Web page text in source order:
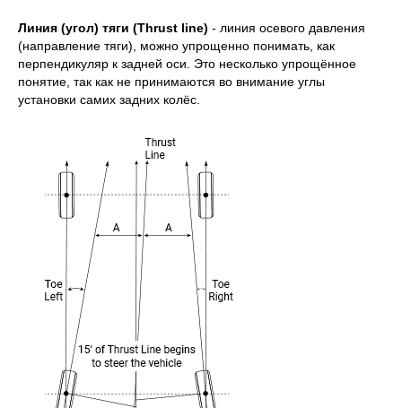
Линия (угол) тяги (Thrust line) - линия осевого давления
(направление тяги), можно упрощенно понимать, как
перпендикуляр к задней оси. Это несколько упрощённое
понятие, так как не принимаются во внимание углы
установки самих задних колёс.